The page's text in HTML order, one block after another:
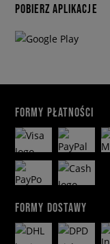
POBIERZ APLIKACJE
FORMY PŁATNOŚCI
FORMY DOSTAWY